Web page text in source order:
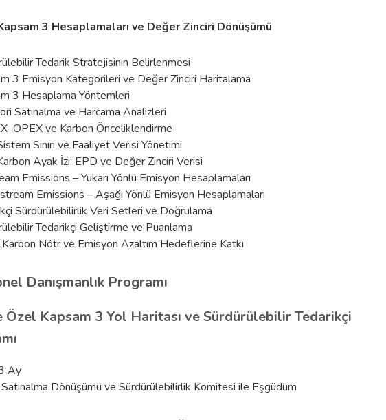
3 Hesaplamaları ve Değer Zinciri Dönüşümü
Tedarik Stratejisinin Belirlenmesi
3 Emisyon Kategorileri ve Değer Zinciri Haritalama
3 Hesaplama Yöntemleri
Satınalma ve Harcama Analizleri
ve Karbon Önceliklendirme
Sınırı ve Faaliyet Verisi Yönetimi
Ayak İzi, EPD ve Değer Zinciri Verisi
Emissions – Yukarı Yönlü Emisyon Hesaplamaları
Emissions – Aşağı Yönlü Emisyon Hesaplamaları
Sürdürülebilirlik Veri Setleri ve Doğrulama
Tedarikçi Geliştirme ve Puanlama
Nötr ve Emisyon Azaltım Hedeflerine Katkı
Danışmanlık Programı
Özel Kapsam 3 Yol Haritası ve Sürdürülebilir Tedarikçi
Ay
Dönüşümü ve Sürdürülebilirlik Komitesi ile Eşgüdüm